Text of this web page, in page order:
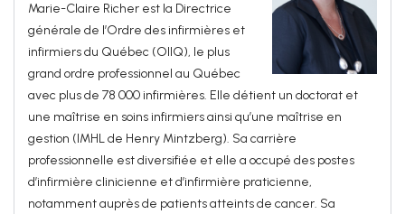
Marie-Claire Richer est la Directrice
générale de l’Ordre des infirmières et
infirmiers du Québec (OIIQ), le plus
grand ordre professionnel au Québec
avec plus de 78 000 infirmières. Elle détient un doctorat et
une maîtrise en soins infirmiers ainsi qu’une maîtrise en
gestion (IMHL de Henry Mintzberg). Sa carrière
professionnelle est diversifiée et elle a occupé des postes
d’infirmière clinicienne et d’infirmière praticienne,
notamment auprès de patients atteints de cancer. Sa